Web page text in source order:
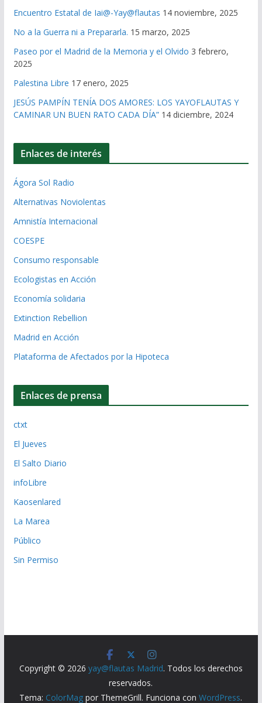
Encuentro Estatal de Iai@-Yay@flautas 14 noviembre, 2025
No a la Guerra ni a Prepararla. 15 marzo, 2025
Paseo por el Madrid de la Memoria y el Olvido 3 febrero,
2025
Palestina Libre 17 enero, 2025
JESÚS PAMPÍN TENÍA DOS AMORES: LOS YAYOFLAUTAS Y
CAMINAR UN BUEN RATO CADA DÍA” 14 diciembre, 2024
Enlaces de interés
Ágora Sol Radio
Alternativas Noviolentas
Amnistía Internacional
COESPE
Consumo responsable
Ecologistas en Acción
Economía solidaria
Extinction Rebellion
Madrid en Acción
Plataforma de Afectados por la Hipoteca
Enlaces de prensa
ctxt
El Jueves
El Salto Diario
infoLibre
Kaosenlared
La Marea
Público
Sin Permiso
Copyright © 2026 yay@flautas Madrid. Todos los derechos
reservados.
Tema: ColorMag por ThemeGrill. Funciona conWordPress.